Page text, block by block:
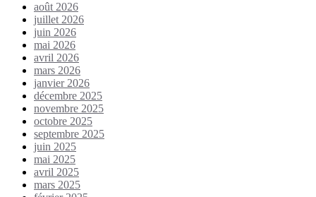
août 2026
juillet 2026
juin 2026
mai 2026
avril 2026
mars 2026
janvier 2026
décembre 2025
novembre 2025
octobre 2025
septembre 2025
juin 2025
mai 2025
avril 2025
mars 2025